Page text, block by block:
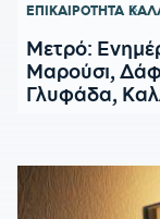
ΕΠΙΚΑΙΡΟΤΗΤΑ
Μετρό:
Μαρούσι,
Γλυφάδα,